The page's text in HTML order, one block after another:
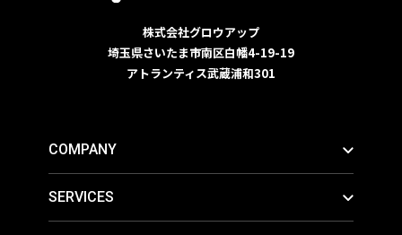
株式会社グロウアップ
埼玉県さいたま市南区白幡4-19-19
アトランティス武蔵浦和301
COMPANY
SERVICES